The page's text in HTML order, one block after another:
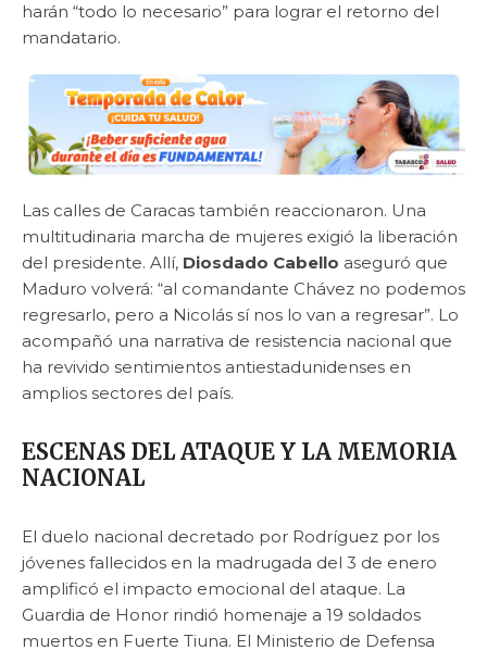
harán “todo lo necesario” para lograr el retorno del
mandatario.
Las calles de Caracas también reaccionaron. Una
multitudinaria marcha de mujeres exigió la liberación
del presidente. Allí, Diosdado Cabello aseguró que
Maduro volverá: “al comandante Chávez no podemos
regresarlo, pero a Nicolás sí nos lo van a regresar”. Lo
acompañó una narrativa de resistencia nacional que
ha revivido sentimientos antiestadunidenses en
amplios sectores del país.
ESCENAS DEL ATAQUE Y LA MEMORIA
NACIONAL
El duelo nacional decretado por Rodríguez por los
jóvenes fallecidos en la madrugada del 3 de enero
amplificó el impacto emocional del ataque. La
Guardia de Honor rindió homenaje a 19 soldados
muertos en Fuerte Tiuna. El Ministerio de Defensa